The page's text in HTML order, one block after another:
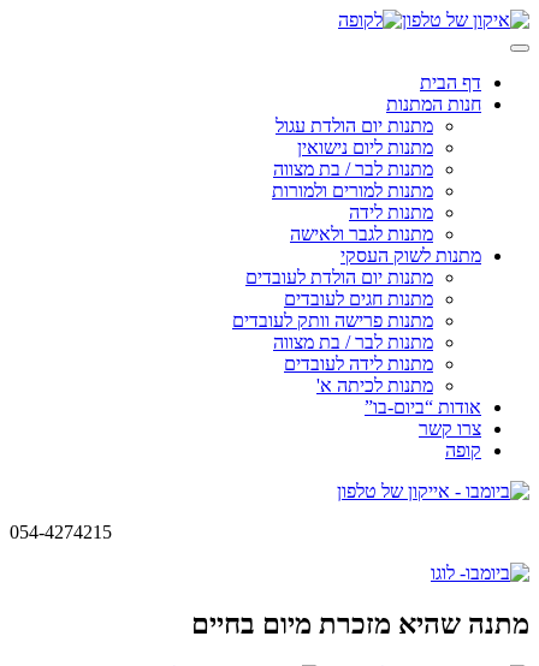
Skip
to
דף הבית
חנות המתנות
מתנות יום הולדת עגול
מתנות ליום נישואין
מתנות לבר / בת מצווה
מתנות למורים ולמורות
מתנות לידה
מתנות לגבר ולאישה
מתנות לשוק העסקי
מתנות יום הולדת לעובדים
מתנות חגים לעובדים
מתנות פרישה וותק לעובדים
מתנות לבר / בת מצווה
מתנות לידה לעובדים
מתנות לכיתה א'
אודות “ביום-בו”
צרו קשר
קופה
054-4274215
מתנה שהיא מזכרת מיום בחיים